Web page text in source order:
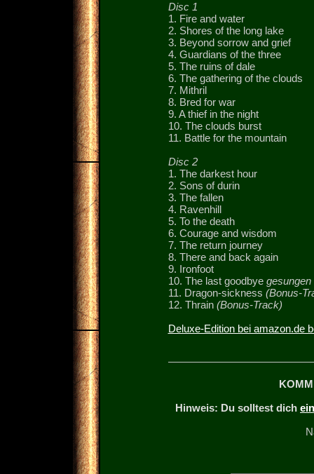
Disc 1
1. Fire and water
2. Shores of the long lake
3. Beyond sorrow and grief
4. Guardians of the three
5. The ruins of dale
6. The gathering of the clouds
7. Mithril
8. Bred for war
9. A thief in the night
10. The clouds burst
11. Battle for the mountain
Disc 2
1. The darkest hour
2. Sons of durin
3. The fallen
4. Ravenhill
5. To the death
6. Courage and wisdom
7. The return journey
8. There and back again
9. Ironfoot
10. The last goodbye
11. Dragon-sickness (Bonus-
12. Thrain (Bonus-Track)
Deluxe-Edition bei amazon.de
Hinweis: Du solltest dich